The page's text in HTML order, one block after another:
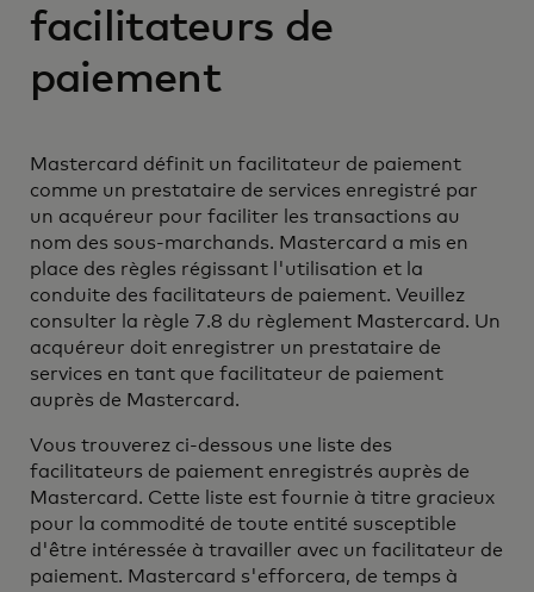
facilitateurs de
paiement
Mastercard définit un facilitateur de paiement
comme un prestataire de services enregistré par
un acquéreur pour faciliter les transactions au
nom des sous-marchands. Mastercard a mis en
place des règles régissant l'utilisation et la
conduite des facilitateurs de paiement. Veuillez
consulter la règle 7.8 du règlement Mastercard. Un
acquéreur doit enregistrer un prestataire de
services en tant que facilitateur de paiement
auprès de Mastercard.
Vous trouverez ci-dessous une liste des
facilitateurs de paiement enregistrés auprès de
Mastercard. Cette liste est fournie à titre gracieux
pour la commodité de toute entité susceptible
d'être intéressée à travailler avec un facilitateur de
paiement. Mastercard s'efforcera, de temps à